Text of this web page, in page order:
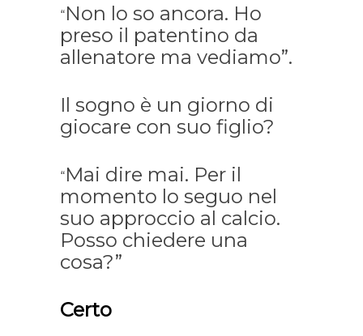
“Non lo so ancora. Ho
preso il patentino da
allenatore ma vediamo”.
Il sogno è un giorno di
giocare con suo figlio?
“Mai dire mai. Per il
momento lo seguo nel
suo approccio al calcio.
Posso chiedere una
cosa?”
Certo